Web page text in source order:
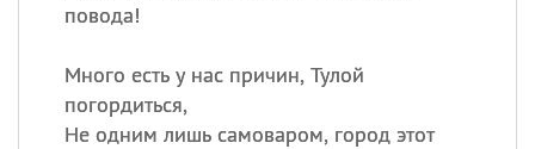
повода!
Много есть у нас причин, Тулой
погордиться,
Не одним лишь самоваром, город этот